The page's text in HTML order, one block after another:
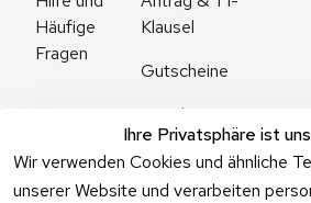
Ihre Privatsphäre ist
Wir verwenden Cookies und ähnliche
unserer Website und verarbeiten
Häufige
Fragen
Klausel
Gutscheine
Angebote
Feuerwerk
Online kaufen